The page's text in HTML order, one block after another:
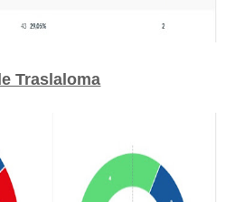
Traslaloma